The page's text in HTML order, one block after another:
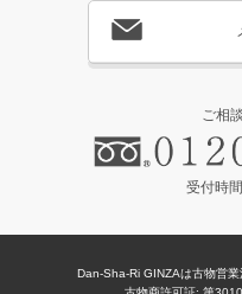
ご相
受付時
Dan-Sha-Ri GINZAは古物営